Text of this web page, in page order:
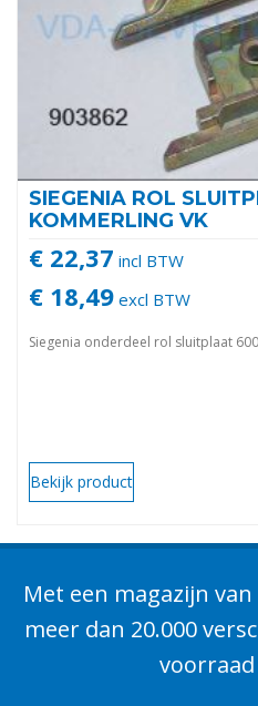
SIEGENIA ROL
KOMMERLING VK
€ 22,37 incl BTW
€ 18,49 excl BTW
Siegenia onderdeel rol sluitplaat 600
Bekijk product
Met een magazijn
meer dan 20.000